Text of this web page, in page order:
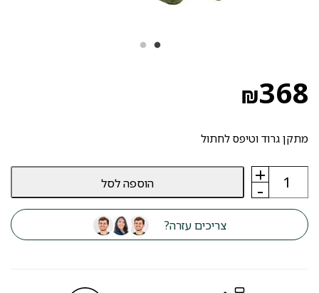
₪368
מתקן גרוד וטיפס לחתול
-
כמות
מתקן
גרוד
וטיפוס
לחתול
סמדר
+ הוספה לסל
צריכים עזרה?